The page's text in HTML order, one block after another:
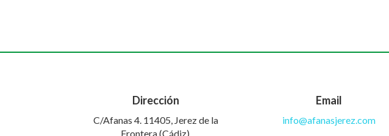
Dirección
C/Afanas 4. 11405, Jerez de la
Frontera (Cádiz).
Email
info@afanasjerez.com